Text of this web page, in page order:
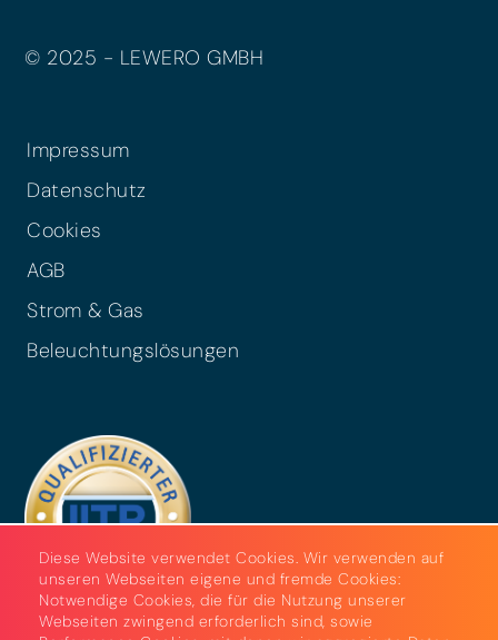
© 2025 - LEWERO GMBH
Impressum
Datenschutz
Cookies
AGB
Strom & Gas
Beleuchtungslösungen
Diese Website verwendet Cookies. Wir verwenden auf
unseren Webseiten eigene und fremde Cookies:
Notwendige Cookies, die für die Nutzung unserer
Webseiten zwingend erforderlich sind, sowie